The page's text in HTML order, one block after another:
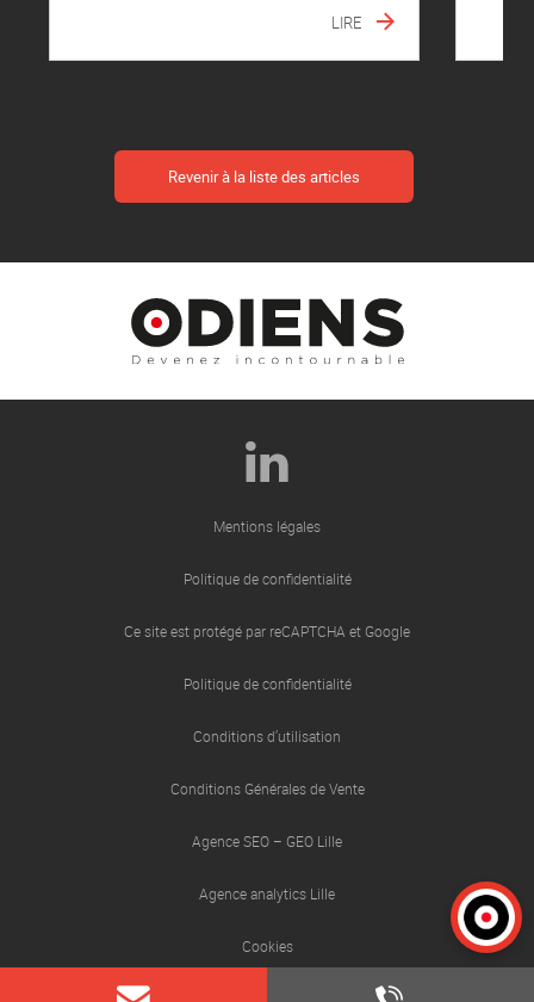
LIRE
Revenir à la liste des articles
Mentions légales
Politique de confidentialité
Ce site est protégé par reCAPTCHA et Google
Politique de confidentialité
Conditions d’utilisation
Conditions Générales de Vente
Agence SEO – GEO Lille
Agence analytics Lille
Cookies